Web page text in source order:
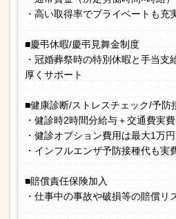
・高い取得率でプライベートも充
■慶弔休暇/慶弔見舞金制度
・冠婚葬祭時の特別休暇と手当支
厚くサポート
■健康診断/ストレスチェック/予防
・健診時2時間分給与＋交通費実
・健診オプション費用は最大1万
・インフルエンザ予防接種代も実
■賠償責任保険加入
・仕事中の事故や破損等の賠償リ